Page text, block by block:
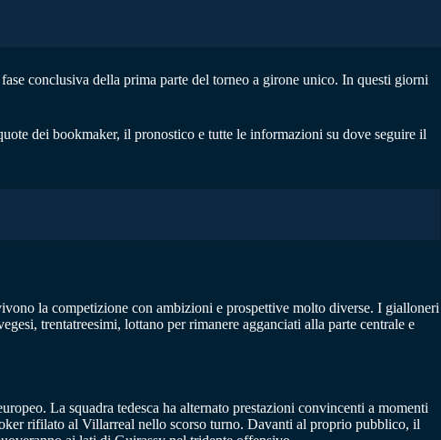
conclusiva della prima parte del torneo a girone unico. In questi giorni
dei bookmaker, il pronostico e tutte le informazioni su dove seguire il
la competizione con ambizioni e prospettive molto diverse. I gialloneri
trentatreesimi, lottano per rimanere agganciati alla parte centrale e
La squadra tedesca ha alternato prestazioni convincenti a momenti
rifilato al Villarreal nello scorso turno. Davanti al proprio pubblico, il